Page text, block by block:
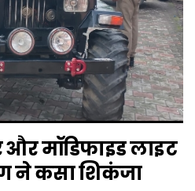
मॉडिफाइड लाइट
ने कसा शिकंजा